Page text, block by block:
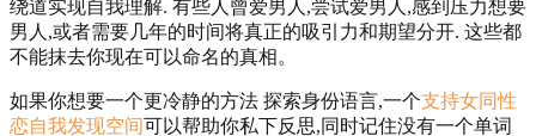
绕道实现自我理解. 有些人曾爱男人,尝试爱男人,感到压力想要
男人,或者需要几年的时间将真正的吸引力和期望分开. 这些都
不能抹去你现在可以命名的真相。
如果你想要一个更冷静的方法 探索身份语言,一个支持女同性
恋自我发现空间 可以帮助你私下反思,同时记住没有一个单词